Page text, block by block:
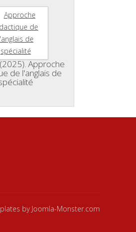
Approche
de l'anglais de
by Joomla-Monster.com